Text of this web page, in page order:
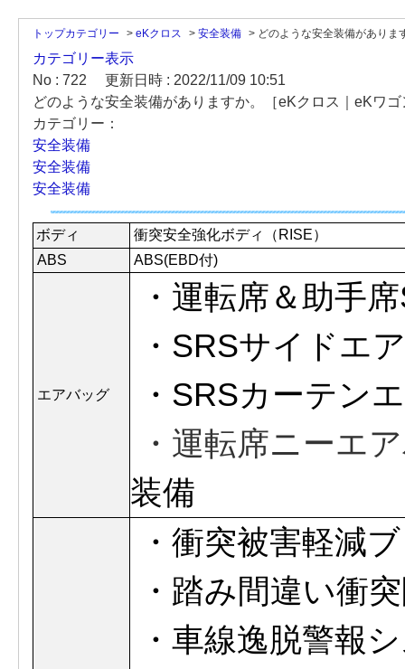
トップカテゴリー > eKクロス > 安全装備 > どのような安全装備がありま
カテゴリー表示
No : 722
更新日時 : 2022/11/09 10:51
どのような安全装備がありますか。［eKクロス｜eKワ
カテゴリー：
安全装備
安全装備
安全装備
ボディ
衝突安全強化ボディ（RISE）
ABS
ABS(EBD付)
エアバッグ
・運転席＆助手
・SRSサイドエ
・SRSカーテン
・運転席ニー
装備
・衝突被害軽減
・ 踏み間違い衝
・車線逸脱警報